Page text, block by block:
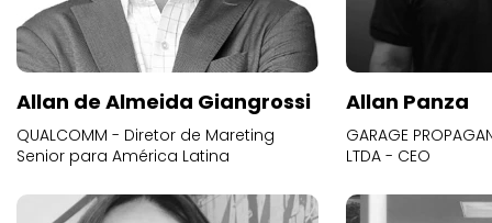
Allan de Almeida Giangrossi
QUALCOMM - Diretor de Mareting
Senior para América Latina
Allan Panza
GARAGE
LTDA - CEO